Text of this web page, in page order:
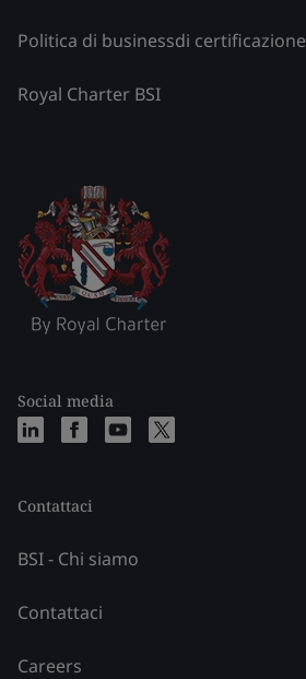
Politica di businessdi certificazione
Royal Charter BSI
Social media
Contattaci
BSI - Chi siamo
Contattaci
Careers